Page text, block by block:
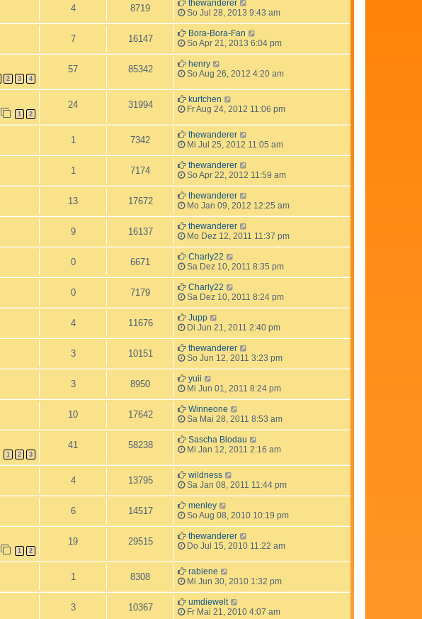
4 8719
thewanderer
So Jul 28, 2013 9:43 am
7 16147
Bora-Bora-Fan
So Apr 21, 2013 6:04 pm
2 3 4
57 85342
henry
So Aug 26, 2012 4:20 am
1 2
24 31994
kurtchen
Fr Aug 24, 2012 11:06 pm
1 7342
thewanderer
Mi Jul 25, 2012 11:05 am
1 7174
thewanderer
So Apr 22, 2012 11:59 am
13 17672
thewanderer
Mo Jan 09, 2012 12:25 am
9 16137
thewanderer
Mo Dez 12, 2011 11:37 pm
0 6671
Charly22
Sa Dez 10, 2011 8:35 pm
0 7179
Charly22
Sa Dez 10, 2011 8:24 pm
4 11676
Jupp
Di Jun 21, 2011 2:40 pm
3 10151
thewanderer
So Jun 12, 2011 3:23 pm
3 8950
yuii
Mi Jun 01, 2011 8:24 pm
10 17642
Winneone
Sa Mai 28, 2011 8:53 am
1 2 3
41 58238
Sascha Blodau
Mi Jan 12, 2011 2:16 am
4 13795
wildness
Sa Jan 08, 2011 11:44 pm
6 14517
menley
So Aug 08, 2010 10:19 pm
1 2
19 29515
thewanderer
Do Jul 15, 2010 11:22 am
1 8308
rabiene
Mi Jun 30, 2010 1:32 pm
3 10367
umdiewelt
Fr Mai 21, 2010 4:07 am